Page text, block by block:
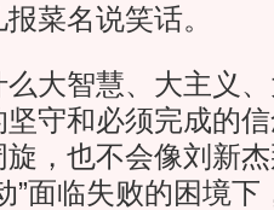
菜名说笑话。
智慧、大主义、
守和必须完成的
，也不会像刘新
”面临失败的困境